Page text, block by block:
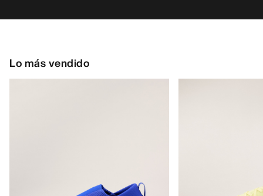
Lo más vendido